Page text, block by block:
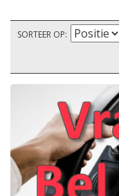
SORTEER OP